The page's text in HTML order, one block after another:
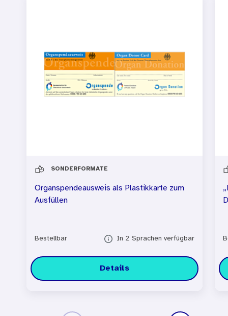
SONDERFORMATE
Organspendeausweis als Plastikkarte zum
Ausfüllen
Bestellbar In 2 Sprachen verfügbar
Details